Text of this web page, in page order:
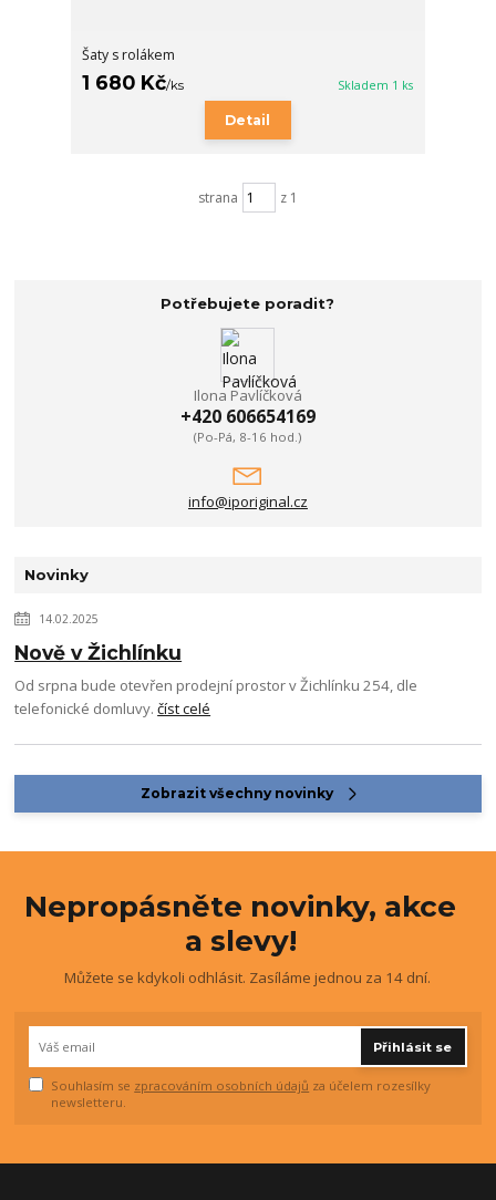
Šaty s rolákem
1 680 Kč/ks Skladem 1 ks
Detail
strana z 1
Potřebujete poradit?
Ilona Pavlíčková
+420 606654169
(Po-Pá, 8-16 hod.)
info@iporiginal.cz
Novinky
14.02.2025
Nově v Žichlínku
Od srpna bude otevřen prodejní prostor v Žichlínku 254, dle
telefonické domluvy.číst celé
Zobrazit všechny novinky
Nepropásněte novinky, akce
a slevy!
Můžete se kdykoli odhlásit. Zasíláme jednou za 14 dní.
Přihlásit se
Souhlasím se zpracováním osobních údajů za účelem rozesílky
newsletteru.